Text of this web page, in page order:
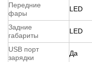
Передние
фары
LED
Задние
габариты
LED
USB порт
зарядки
Да